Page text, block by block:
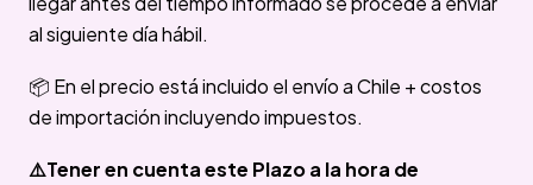
al siguiente día hábil.
📦 En el precio está incluido el envío a Chile + costos
de importación incluyendo impuestos.
⚠️Tener en cuenta este Plazo a la hora de